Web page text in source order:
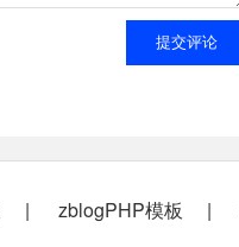
提交评论
zblogPHP模板